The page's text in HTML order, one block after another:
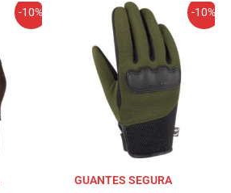
-10% -10%
GUANTES SEGURA
El
precio
original
era:
34,99€.
precio
actual
es:
31,49€.